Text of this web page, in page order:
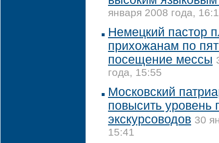
января 2008 года,
Немецкий пастор
прихожанам по
посещение мессы
года, 15:55
Московский
повысить уровень
экскурсоводов 30
15:41